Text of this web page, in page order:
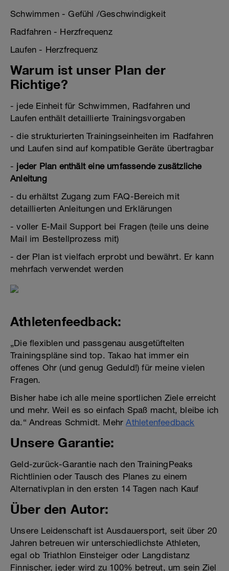
Schwimmen - Gefühl /Geschwindigkeit
Radfahren - Herzfrequenz
Laufen - Herzfrequenz
Warum ist unser Plan der
Richtige?
- jede Einheit für Schwimmen, Radfahren und
Laufen enthält detaillierte Trainingsvorgaben
- die strukturierten Trainingseinheiten im Radfahren
und Laufen sind auf kompatible Geräte übertragbar
- jeder Plan enthält eine umfassende zusätzliche
Anleitung
- du erhältst Zugang zum FAQ-Bereich mit
detaillierten Anleitungen und Erklärungen
- voller E-Mail Support bei Fragen (teile uns deine
Mail im Bestellprozess mit)
- der Plan ist vielfach erprobt und bewährt. Er kann
mehrfach verwendet werden
Athletenfeedback:
„Die flexiblen und passgenau ausgetüftelten
Trainingspläne sind top. Takao hat immer ein
offenes Ohr (und genug Geduld!) für meine vielen
Fragen.
Bisher habe ich alle meine sportlichen Ziele erreicht
und mehr. Weil es so einfach Spaß macht, bleibe ich
da.“ Andreas Schmidt. MehrAthletenfeedback
Unsere Garantie:
Geld-zurück-Garantie nach den TrainingPeaks
Richtlinien oder Tausch des Planes zu einem
Alternativplan in den ersten 14 Tagen nach Kauf
Über den Autor:
Unsere Leidenschaft ist Ausdauersport, seit über 20
Jahren betreuen wir unterschiedlichste Athleten,
egal ob Triathlon Einsteiger oder Langdistanz
Finnischer, jeder wird zu 100% betreut, um sein Ziel